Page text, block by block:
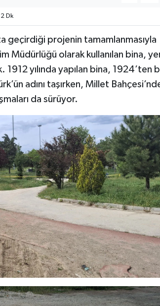
Dk
geçirdiği projenin tamamlanmasıyla
Müdürlüğü olarak kullanılan bina,
1912 yılında yapılan bina, 1924’ten
adını taşırken, Millet
da sürüyor.